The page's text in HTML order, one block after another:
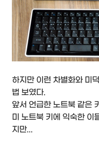
하지만 이런 차별화와 미
법 보였다.
앞서 언급한 노트북 같은
미 노트북 키에 익숙한 이
지만...